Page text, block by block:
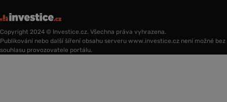
Copyright 2024 © Investice.cz. Všechna práva vyhrazena.
Publikování nebo další šíření obsahu serveru www.investice.cz není možné bez
souhlasu provozovatele portálu.